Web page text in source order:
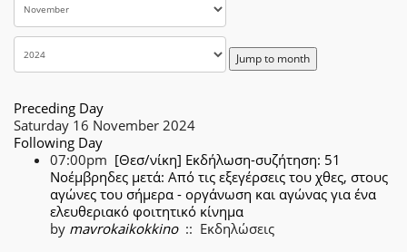
Jump to month
Preceding Day
Saturday 16 November 2024
Following Day
07:00pm [Θεσ/νίκη] Eκδήλωση-συζήτηση: 51
Νοέμβρηδες μετά: Από τις εξεγέρσεις του χθες, στους
αγώνες του σήμερα - οργάνωση και αγώνας για ένα
ελευθεριακό φοιτητικό κίνημα
by mavrokaikokkino:: Εκδηλώσεις